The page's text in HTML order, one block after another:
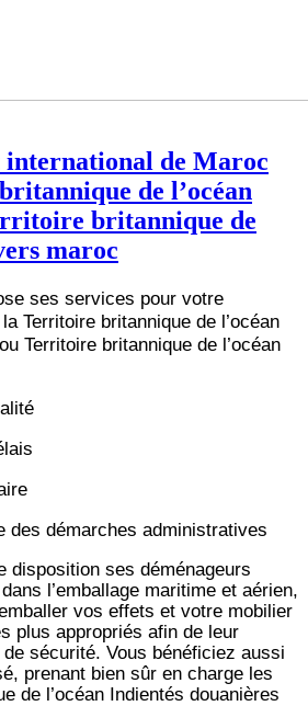
international de Maroc
de l’océan
britannique de
maroc
ses services pour votre
Territoire britannique de l’océan
Territoire britannique de l’océan
des démarches administratives
disposition ses déménageurs
l’emballage maritime et aérien,
vos effets et votre mobilier
plus appropriés afin de leur
sécurité. Vous bénéficiez aussi
prenant bien sûr en charge les
de l’océan Indientés douanières